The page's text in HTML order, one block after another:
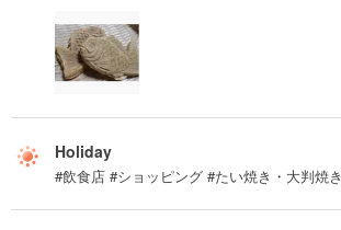
Holiday
#飲食店 #ショッピング #たい焼き・大判焼き